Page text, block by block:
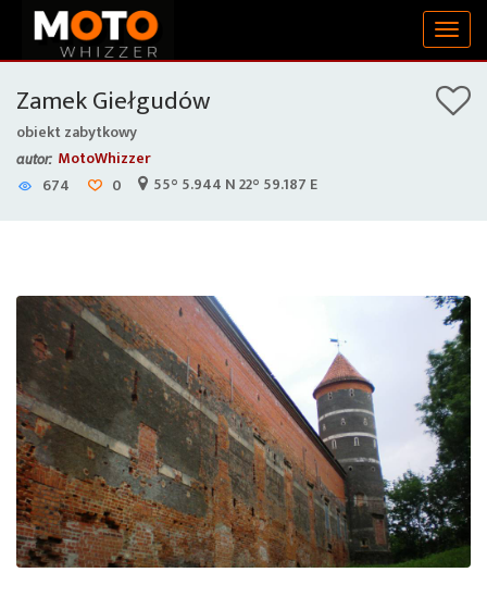
Zamek Giełgudów
obiekt zabytkowy
autor: MotoWhizzer
674
0 55° 5.944 N 22° 59.187 E